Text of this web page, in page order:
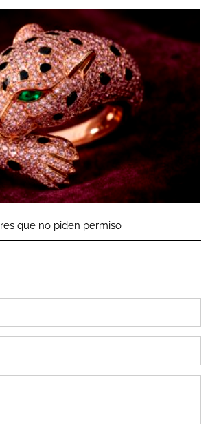
que no piden permiso